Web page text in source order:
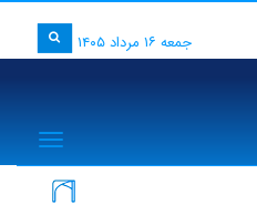
جمعه ۱۶ مرداد ۱۴۰۵